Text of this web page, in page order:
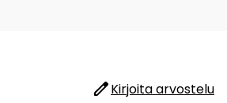
Kirjoita arvostelu